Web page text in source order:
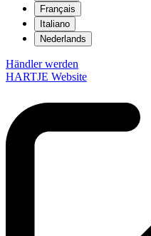
Français
Italiano
Nederlands
Händler werden
HARTJE Website